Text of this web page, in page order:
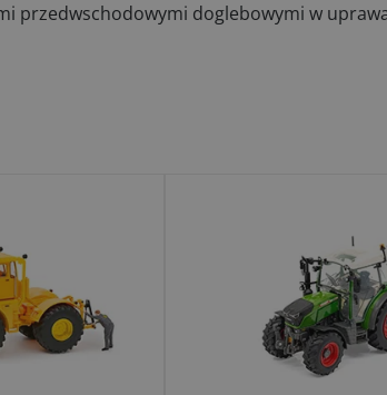
przedwschodowymi doglebowymi w